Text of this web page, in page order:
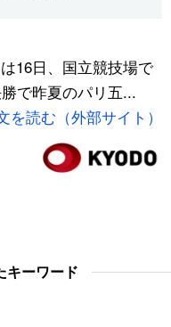
16日、国立競技場で
で昨夏のパリ五...
を読む（外部サイト）
キーワード